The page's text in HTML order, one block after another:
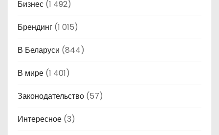
Бизнес (1 492)
Брендинг (1 015)
В Беларуси (844)
В мире (1 401)
Законодательство (57)
Интересное (3)